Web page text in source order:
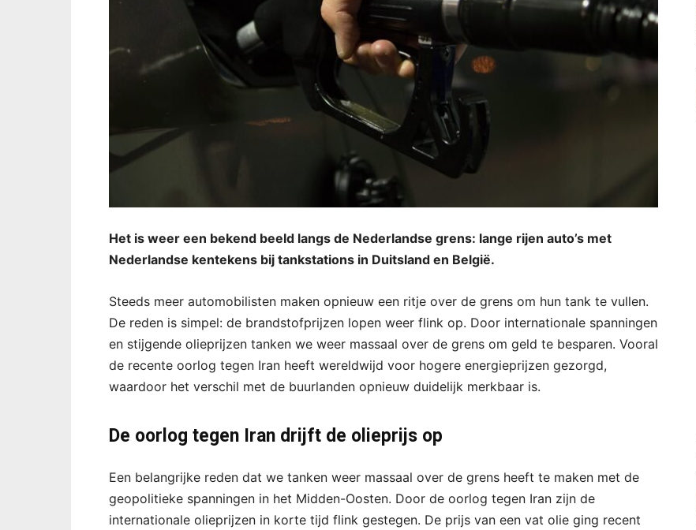
Het is weer een bekend beeld langs de Nederlandse grens: lange rijen auto’s met
Nederlandse kentekens bij tankstations in Duitsland en België.
Steeds meer automobilisten maken opnieuw een ritje over de grens om hun tank te vullen.
De reden is simpel: de brandstofprijzen lopen weer flink op. Door internationale spanningen
en stijgende olieprijzen tanken we weer massaal over de grens om geld te besparen. Vooral
de recente oorlog tegen Iran heeft wereldwijd voor hogere energieprijzen gezorgd,
waardoor het verschil met de buurlanden opnieuw duidelijk merkbaar is.
De oorlog tegen Iran drijft de olieprijs op
Een belangrijke reden dat we tanken weer massaal over de grens heeft te maken met de
geopolitieke spanningen in het Midden-Oosten. Door de oorlog tegen Iran zijn de
internationale olieprijzen in korte tijd flink gestegen. De prijs van een vat olie ging recent